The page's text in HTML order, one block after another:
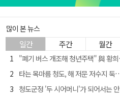
많이 본 뉴스
일간 주간 월간
"폐기 버스 개조해 청년주택" 與 황희…'딸 학비는 年 4200만원'
타는 목마름 청도, 해 저문 저수지 둑에 군수가 서 있었다
청도군정 '두 시어머니'가 되어서는 안된다